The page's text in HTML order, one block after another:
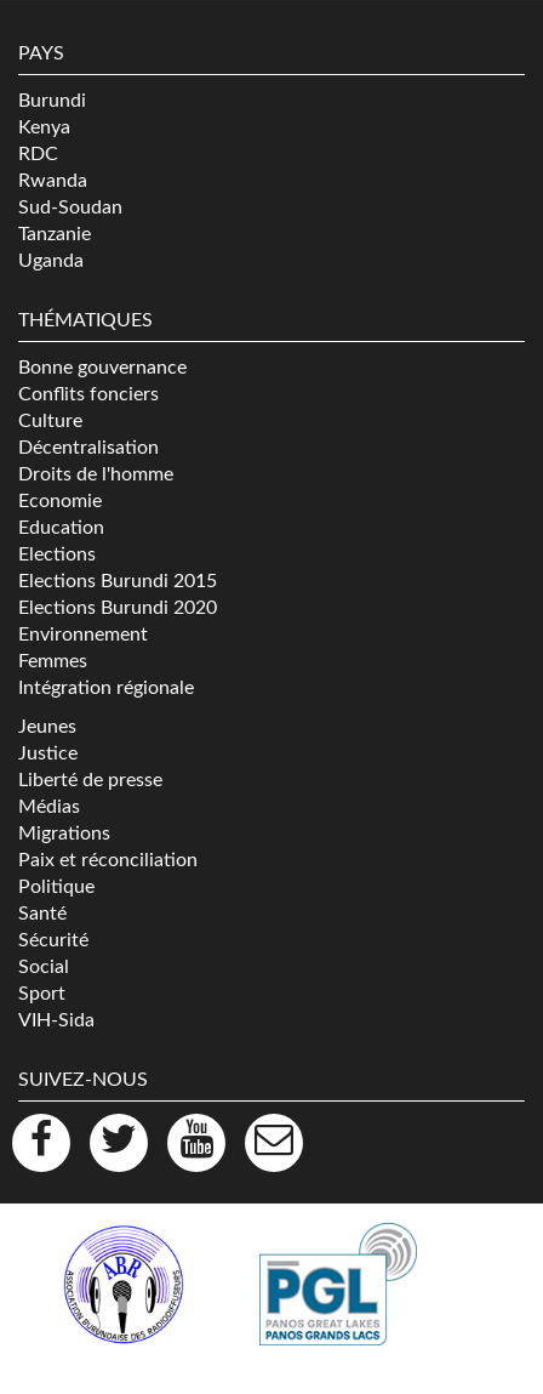
PAYS
Burundi
Kenya
RDC
Rwanda
Sud-Soudan
Tanzanie
Uganda
THÉMATIQUES
Bonne gouvernance
Conflits fonciers
Culture
Décentralisation
Droits de l'homme
Economie
Education
Elections
Elections Burundi 2015
Elections Burundi 2020
Environnement
Femmes
Intégration régionale
Jeunes
Justice
Liberté de presse
Médias
Migrations
Paix et réconciliation
Politique
Santé
Sécurité
Social
Sport
VIH-Sida
SUIVEZ-NOUS